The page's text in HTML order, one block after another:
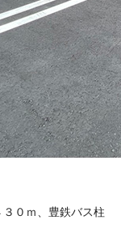
０ｍ、豊鉄バス柱